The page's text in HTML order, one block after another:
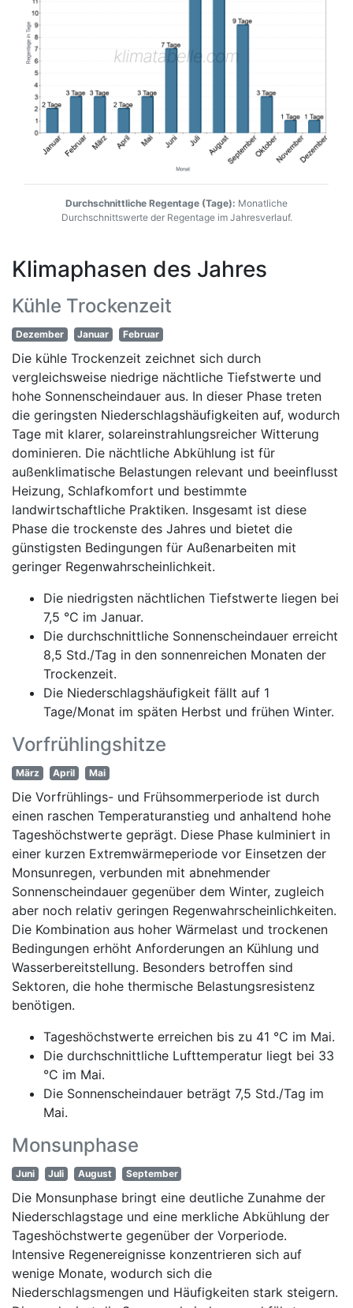
Durchschnittliche Regentage (Tage): Monatliche
Durchschnittswerte der Regentage im Jahresverlauf.
Klimaphasen des Jahres
Kühle Trockenzeit
Dezember Januar Februar
Die kühle Trockenzeit zeichnet sich durch
vergleichsweise niedrige nächtliche Tiefstwerte und
hohe Sonnenscheindauer aus. In dieser Phase treten
die geringsten Niederschlagshäufigkeiten auf, wodurch
Tage mit klarer, solareinstrahlungsreicher Witterung
dominieren. Die nächtliche Abkühlung ist für
außenklimatische Belastungen relevant und beeinflusst
Heizung, Schlafkomfort und bestimmte
landwirtschaftliche Praktiken. Insgesamt ist diese
Phase die trockenste des Jahres und bietet die
günstigsten Bedingungen für Außenarbeiten mit
geringer Regenwahrscheinlichkeit.
Die niedrigsten nächtlichen Tiefstwerte liegen bei
7,5 °C im Januar.
Die durchschnittliche Sonnenscheindauer erreicht
8,5 Std./Tag in den sonnenreichen Monaten der
Trockenzeit.
Die Niederschlagshäufigkeit fällt auf 1
Tage/Monat im späten Herbst und frühen Winter.
Vorfrühlingshitze
März April Mai
Die Vorfrühlings- und Frühsommerperiode ist durch
einen raschen Temperaturanstieg und anhaltend hohe
Tageshöchstwerte geprägt. Diese Phase kulminiert in
einer kurzen Extremwärmeperiode vor Einsetzen der
Monsunregen, verbunden mit abnehmender
Sonnenscheindauer gegenüber dem Winter, zugleich
aber noch relativ geringen Regenwahrscheinlichkeiten.
Die Kombination aus hoher Wärmelast und trockenen
Bedingungen erhöht Anforderungen an Kühlung und
Wasserbereitstellung. Besonders betroffen sind
Sektoren, die hohe thermische Belastungsresistenz
benötigen.
Tageshöchstwerte erreichen bis zu 41 °C im Mai.
Die durchschnittliche Lufttemperatur liegt bei 33
°C im Mai.
Die Sonnenscheindauer beträgt 7,5 Std./Tag im
Mai.
Monsunphase
Juni Juli August September
Die Monsunphase bringt eine deutliche Zunahme der
Niederschlagstage und eine merkliche Abkühlung der
Tageshöchstwerte gegenüber der Vorperiode.
Intensive Regenereignisse konzentrieren sich auf
wenige Monate, wodurch sich die
Niederschlagsmengen und Häufigkeiten stark steigern.